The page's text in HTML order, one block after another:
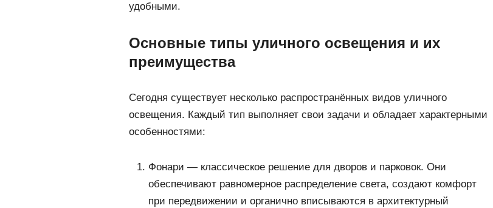
удобными.
Основные типы уличного освещения и их
преимущества
Сегодня существует несколько распространённых видов уличного
освещения. Каждый тип выполняет свои задачи и обладает характерными
особенностями:
Фонари — классическое решение для дворов и парковок. Они
обеспечивают равномерное распределение света, создают комфорт
при передвижении и органично вписываются в архитектурный